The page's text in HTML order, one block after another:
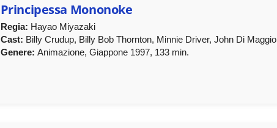
Principessa Mononoke
Regia: Hayao Miyazaki
Cast: Billy Crudup, Billy Bob Thornton, Minnie Driver, John Di Maggio
Genere: Animazione, Giappone 1997, 133 min.